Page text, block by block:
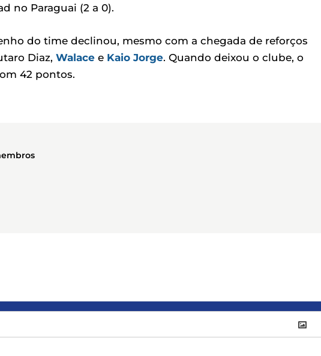
no Paraguai (2 a 0).
do time declinou, mesmo com a chegada de reforços
Diaz, Walace e Kaio Jorge. Quando deixou o clube, o
42 pontos.